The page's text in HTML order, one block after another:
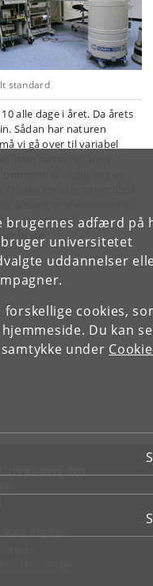
adfærd på
universitetet
uddannelser
cookies,
Du kan
under
standard
alle dage i året. Da årets
Sådan har naturen
vi gå over til variabel
konstanter er altså
afhænger af enhederne),
vi kan med
fleste.
OG